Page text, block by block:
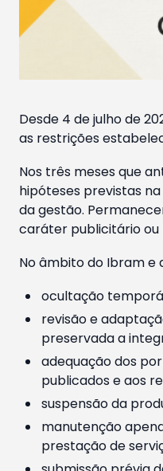
Desde 4 de julho de
as restrições
Nos três meses que
hipóteses previstas
da gestão.
caráter publicitário ou
No âmbito do Ibram e
ocultação
revisão e
preservada a
adequação dos
publicados e aos
suspensão da
manutenção
prestação de